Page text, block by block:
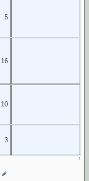
5
16
10
3
↑